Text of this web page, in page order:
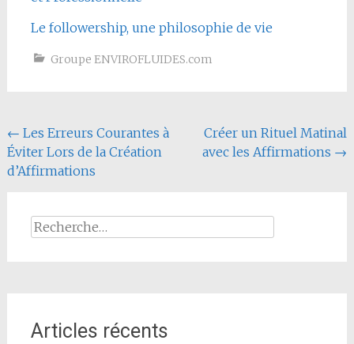
Le followership, une philosophie de vie
Groupe ENVIROFLUIDES.com
Navigation
de
← Les Erreurs Courantes à
Éviter Lors de la Création
d’Affirmations
Créer un Rituel Matinal
avec les Affirmations →
Rechercher :
Articles récents